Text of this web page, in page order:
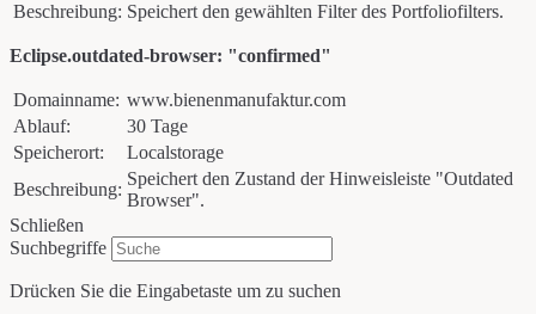
Beschreibung: Speichert den gewählten Filter des Portfoliofilters.
Eclipse.outdated-browser: "confirmed"
Domainname: www.bienenmanufaktur.com
Ablauf:
30 Tage
Speicherort:
Localstorage
Beschreibung:
Speichert den Zustand der Hinweisleiste "Outdated
Browser".
Schließen
Suchbegriffe
Drücken Sie die Eingabetaste um zu suchen